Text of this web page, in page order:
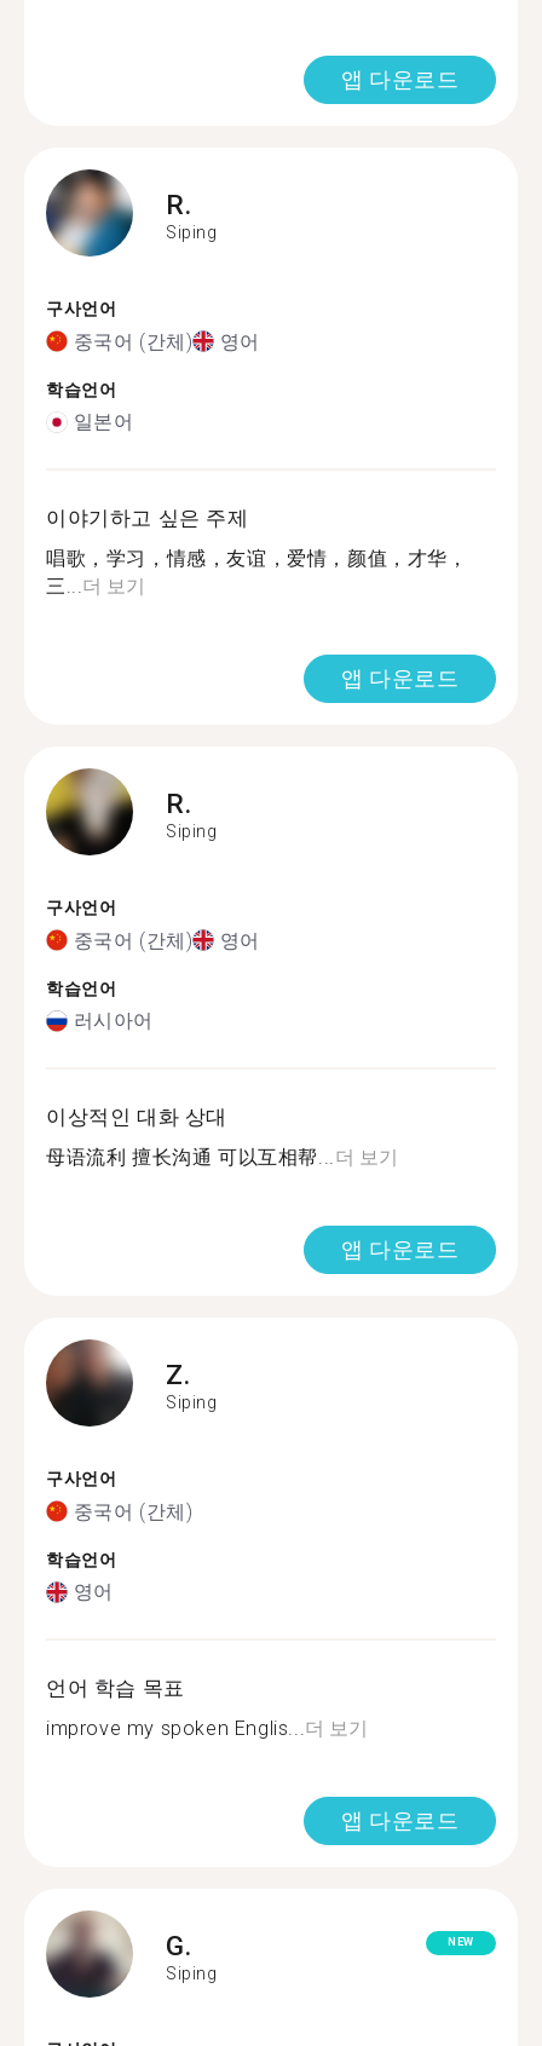
앱 다운로드
R.
Siping
구사언어
중국어 (간체) 영어
학습언어
일본어
이야기하고 싶은 주제
唱歌，学习，情感，友谊，爱情，颜值，才华，
三...더 보기
앱 다운로드
R.
Siping
구사언어
중국어 (간체) 영어
학습언어
러시아어
이상적인 대화 상대
母语流利 擅长沟通 可以互相帮...더 보기
앱 다운로드
Z.
Siping
구사언어
중국어 (간체)
학습언어
영어
언어 학습 목표
improve my spoken Englis...더 보기
앱 다운로드
G.
Siping
NEW